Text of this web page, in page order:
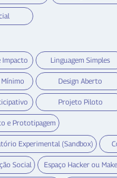
Impacto Linguagem Simples
Design Aberto
Projeto Piloto
e Prototipagem
Experimental (Sandbox)
Social Espaço Hacker ou